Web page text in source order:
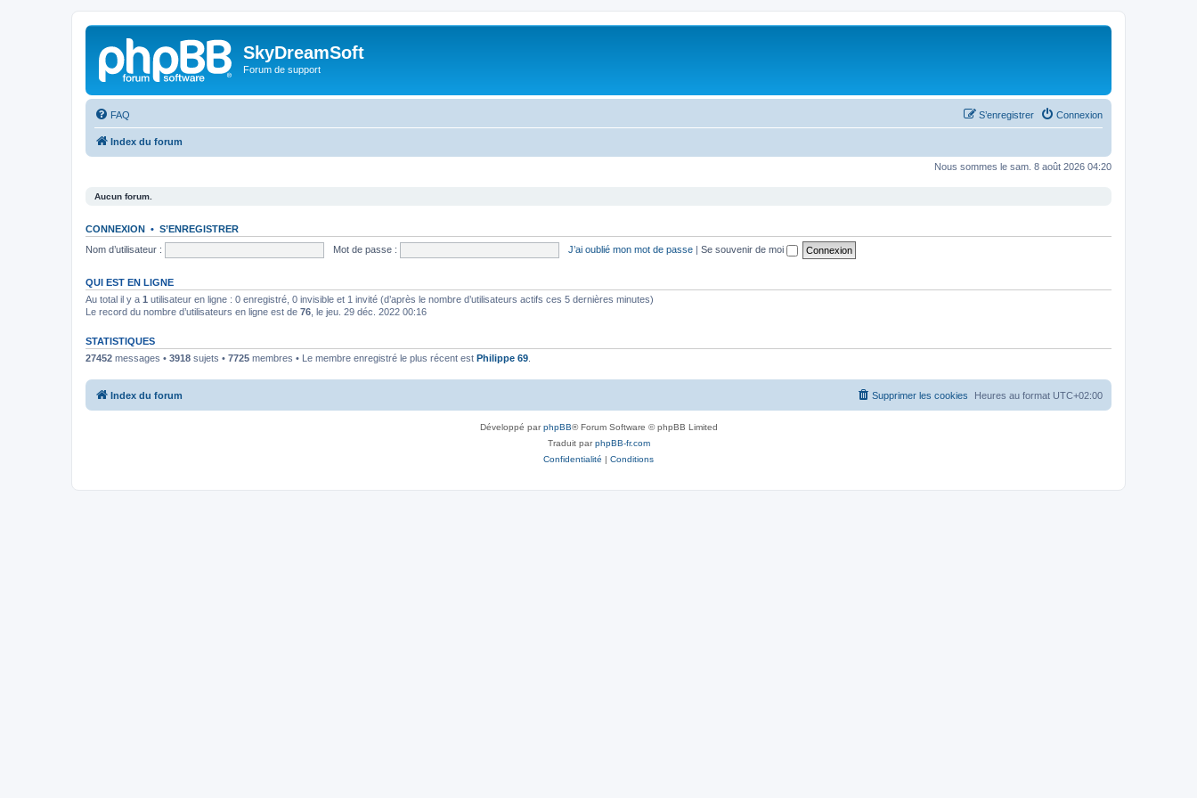
SkyDreamSoft
Forum de support
FAQ Connexion
S’enregistrer
Index du forum
Nous sommes le sam. 8 août 2026 04:20
Aucun forum.
CONNEXION • S’ENREGISTRER
Nom d’utilisateur :
Mot de passe : J’ai oublié mon mot de passe | Se souvenir de moi
QUI EST EN LIGNE
Au total il y a 1 utilisateur en ligne : 0 enregistré, 0 invisible et 1 invité (d’après le nombre d’utilisateurs actifs ces 5 dernières minutes)
Le record du nombre d’utilisateurs en ligne est de 76 , le jeu. 29 déc. 2022 00:16
STATISTIQUES
27452 messages • 3918 sujets • 7725 membres • Le membre enregistré le plus récent est Philippe 69
Index du forum Heures au format UTC+02:00
Supprimer les cookies
Développé parphpBB® Forum Software © phpBB Limited
Traduit parphpBB-fr.com
Confidentialité | Conditions